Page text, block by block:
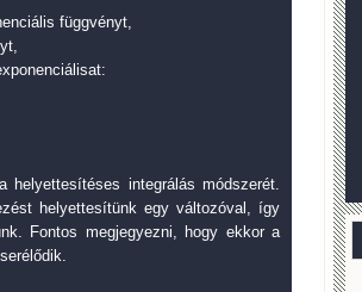
függvényt,
helyettesítéses integrálás módszerét.
helyettesítünk egy változóval, így
Fontos megjegyezni, hogy ekkor a